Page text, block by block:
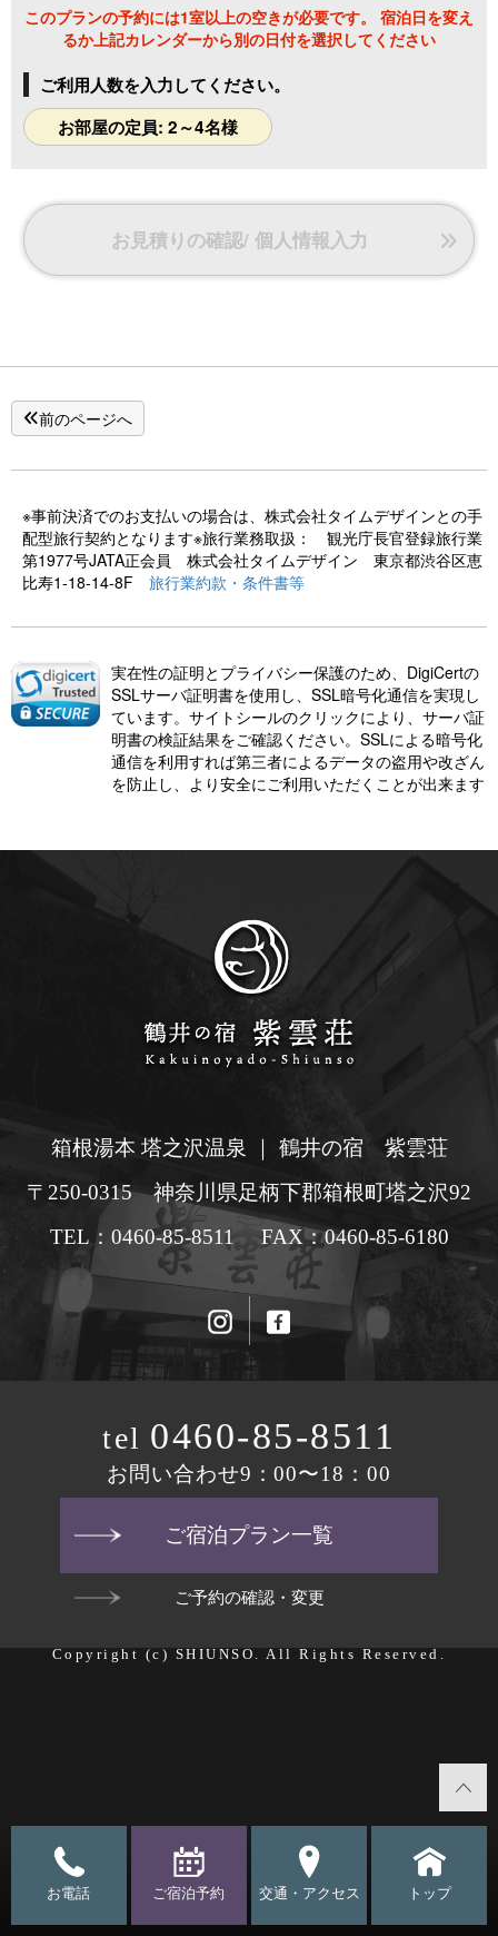
このプランの予約には1室以上の空きが必要です。 宿泊日を変え
るか上記カレンダーから別の日付を選択してください
ご利用人数を入力してください。
お部屋の定員: 2～4名様
お見積りの確認/ 個人情報入力
前のページへ
この
※事前決済でのお支払いの場合は、株式会社タイムデザインとの手
配型旅行契約となります※旅行業務取扱： 観光庁長官登録旅行業
第1977号JATA正会員 株式会社タイムデザイン 東京都渋谷区恵
比寿1-18-14-8F 旅行業約款・条件書等
実在性の証明とプライバシー保護のため、DigiCertの
SSLサーバ証明書を使用し、SSL暗号化通信を実現し
ています。サイトシールのクリックにより、サーバ証
明書の検証結果をご確認ください。SSLによる暗号化
通信を利用すれば第三者によるデータの盗用や改ざん
を防止し、より安全にご利用いただくことが出来ます
箱根湯本 塔之沢温泉 ｜ 鶴井の宿 紫雲荘
〒250-0315 神奈川県足柄下郡箱根町塔之沢92
TEL：0460-85-8511 FAX：0460-85-6180
tel 0460-85-8511
お問い合わせ9：00〜18：00
ご宿泊プラン一覧
ご予約の確認・変更
Copyright (c) SHIUNSO. All Rights Reserved.
お電話 ご宿泊予約 交通・アクセス トップ